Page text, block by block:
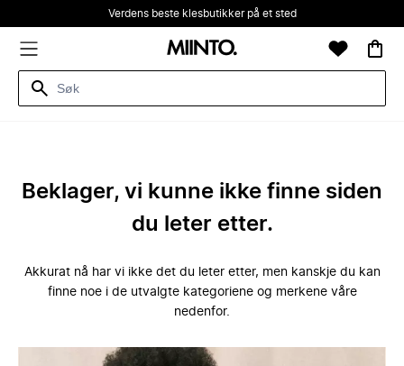
Verdens beste klesbutikker på et sted
Beklager, vi kunne ikke finne siden
du leter etter.
Akkurat nå har vi ikke det du leter etter, men kanskje du kan
finne noe i de utvalgte kategoriene og merkene våre
nedenfor.